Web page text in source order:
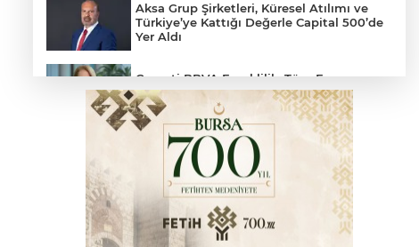
Aksa Grup Şirketleri, Küresel Atılımı ve
Türkiye’ye Kattığı Değerle Capital 500’de
Yer Aldı
Garanti BBVA Emeklilik, Tüm Fon
Yönetim Hizmetlerini Garanti BBVA
Mobil'e Taşıdı
Ahmet Çalık Vakfı ve İTÜ Gençleri Veri
Odaklı Geleceğe Hazırlıyor
Cumhurbaşkanı Erdoğan’dan 'Terörsüz
Türkiye' mesajı